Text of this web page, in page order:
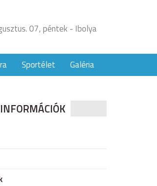
07, péntek - Ibolya
Sportélet Galéria